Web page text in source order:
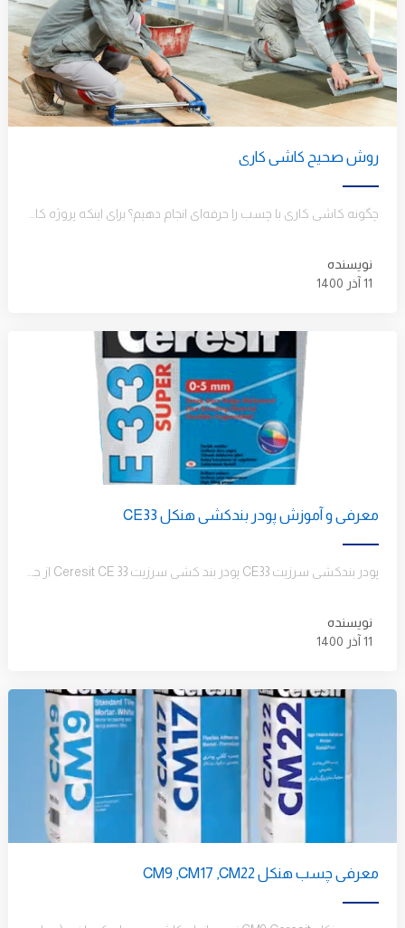
روش صحیح کاشی کاری
نویسنده
11 آذر 1400
معرفی و آموزش پودر بندکشی هنکل CE33
نویسنده
11 آذر 1400
معرفی چسب هنکل CM9 ,CM17 ,CM22